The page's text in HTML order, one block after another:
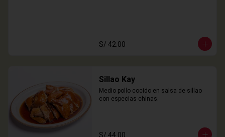
S/ 42.00
Sillao Kay
Medio pollo cocido en salsa de sillao
con especias chinas.
S/ 44.00